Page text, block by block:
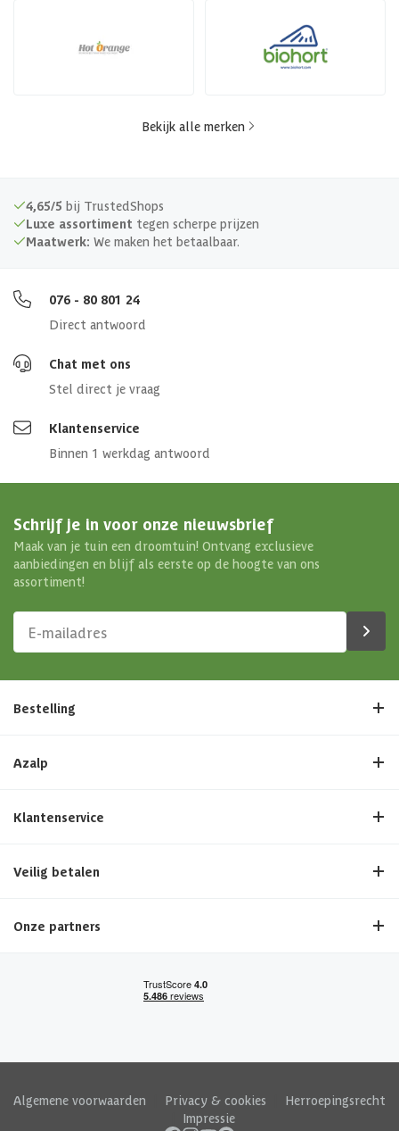
Bekijk alle merken
4,65/5 bij TrustedShops
Luxe assortiment tegen scherpe prijzen
Maatwerk: We maken het betaalbaar.
076 - 80 801 24
Direct antwoord
Chat met ons
Stel direct je vraag
Klantenservice
Binnen 1 werkdag antwoord
Schrijf je in voor onze nieuwsbrief
Maak van je tuin een droomtuin! Ontvang exclusieve
aanbiedingen en blijf als eerste op de hoogte van ons
assortiment!
Bestelling
Azalp
Klantenservice
Veilig betalen
Onze partners
Algemene voorwaarden Privacy & cookies
Herroepingsrecht
Impressie